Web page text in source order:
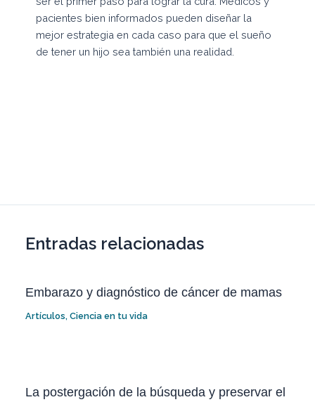
pacientes bien informados pueden diseñar la
mejor estrategia en cada caso para que el sueño
de tener un hijo sea también una realidad.
Entradas relacionadas
Embarazo y diagnóstico de cáncer de mamas
Artículos,Ciencia en tu vida
La postergación de la búsqueda y preservar el